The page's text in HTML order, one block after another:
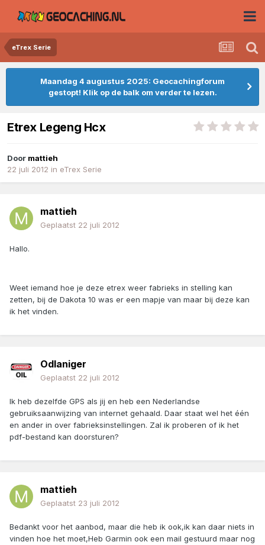
eTrex Serie
Maandag 4 augustus 2025: Geocachingforum
gestopt! Klik op de balk om verder te lezen.
Etrex Legeng Hcx
Door mattieh
22 juli 2012 in eTrex Serie
mattieh
Geplaatst 22 juli 2012
Hallo.
Weet iemand hoe je deze etrex weer fabrieks in stelling kan
zetten, bij de Dakota 10 was er een mapje van maar bij deze kan
ik het vinden.
Odlaniger
Geplaatst 22 juli 2012
Ik heb dezelfde GPS als jij en heb een Nederlandse
gebruiksaanwijzing van internet gehaald. Daar staat wel het één
en ander in over fabrieksinstellingen. Zal ik proberen of ik het
pdf-bestand kan doorsturen?
mattieh
Geplaatst 23 juli 2012
Bedankt voor het aanbod, maar die heb ik ook,ik kan daar niets in
vinden hoe het moet,Heb Garmin ook een mail gestuurd maar nog